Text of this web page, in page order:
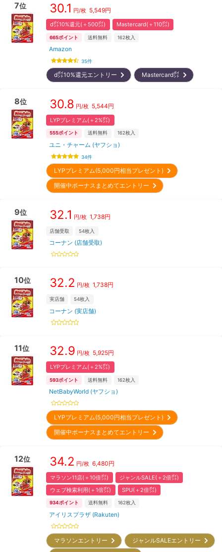
7位 30.1 円/枚 5,549円
d㌽10%還元(＋500㌽) Mastercard(＋110㌽)
665ポイント 送料無料 162枚入
Amazon
35件
d㌽10%還元エントリー Mastercard㌽
8位 30.8 円/枚 5,544円
LYPプレミアム(＋2%㌽)
555ポイント 送料無料 162枚入
ユニ・チャーム (ヤフショ)
34件
LYPプレミアム(5,000円相当プレゼント)
開催中ボーナスまとめてエントリー
9位 32.1 円/枚 1,738円
店舗受取 54枚入
コーナン (店舗受取)
10位 32.2 円/枚 1,738円
実店舗 54枚入
コーナン (実店舗)
11位 32.9 円/枚 5,925円
LYPプレミアム(＋2%㌽)
593ポイント 送料無料 162枚入
NetBabyWorld (ヤフショ)
LYPプレミアム(5,000円相当プレゼント)
開催中ボーナスまとめてエントリー
12位 34.2 円/枚 6,480円
マラソン11店(＋10倍㌽)
ジャンルSALE(＋2倍㌽)
ウェブ検索利用(＋1倍㌽)
SPU(＋2倍㌽)
934ポイント 送料無料 162枚入
アイリスプラザ (Rakuten)
マラソンエントリー
ジャンルSALEエントリー